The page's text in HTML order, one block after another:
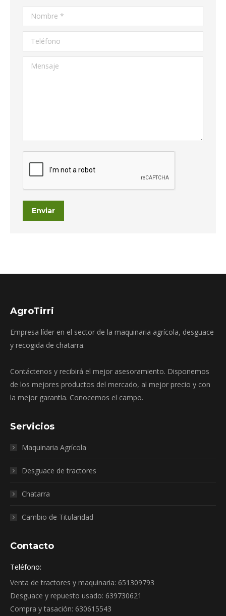
Nombre *
Teléfono
Mensaje
Enviar
AgroTirri
Empresa líder en el sector de la maquinaria agrícola, desguace
y recogida de chatarra.
Contáctenos y recibirá el mejor asesoramiento. Disponemos
de los mejores productos del mercado, al mejor precio y con
la mejor garantía. Conocemos el campo.
Servicios
Maquinaria Agrícola
Desguace de tractores
Chatarra
Cambio de Titularidad
Contacto
Teléfono:
Venta de tractores y maquinaria: 651309793
Desguace y repuesto usado: 639730621
Compra y tasación: 630615543